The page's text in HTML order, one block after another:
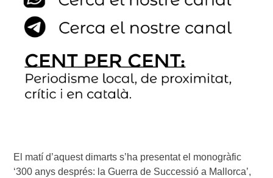
El matí d’aquest dimarts s’ha presentat el monogràfic
‘300 anys després: la Guerra de Successió a Mallorca’,